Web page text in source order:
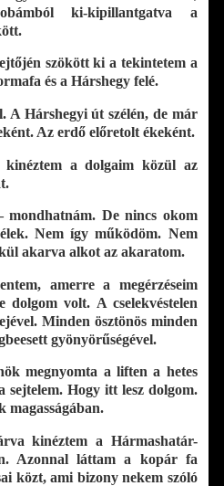
ki-kipillantgatva a
szökött ki a tekintetem a
és a Hárshegy felé.
A Hárshegyi út szélén, de már
Az erdő előretolt ékeként.
a dolgaim közül az
mondhatnám. De nincs okom
Nem így működöm. Nem
akarva alkot az akaratom.
amerre a megérzéseim
dolgom volt. A cselekvéstelen
Minden ösztönös minden
gyönyörűségével.
megnyomta a liften a hetes
Hogy itt lesz dolgom.
magasságában.
kinéztem a Hármashatár-
Azonnal láttam a kopár fa
közt, ami bizony nekem szóló